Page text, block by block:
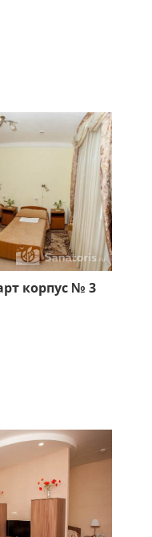
корпус № 3